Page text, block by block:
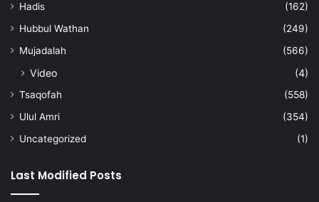
Hadis
(162)
Hubbul Wathan
(249)
Mujadalah
(566)
Video (4)
Tsaqofah
(558)
Ulul Amri
(354)
Uncategorized
(1)
Last Modified Posts